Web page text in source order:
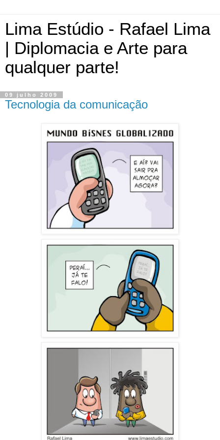
Lima Estúdio - Rafael Lima
| Diplomacia e Arte para
qualquer parte!
09 julho 2009
Tecnologia da comunicação